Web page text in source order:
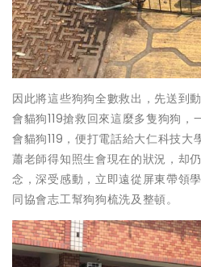
因此將這些狗狗全數救出，先送到
會貓狗119搶救回來這麼多隻狗狗，
會貓狗119，便打電話給大仁科技大
蕭老師得知照生會現在的狀況，却
念，深受感動，立即遠從屏東帶領
同協會志工幫狗狗梳洗及整頓。